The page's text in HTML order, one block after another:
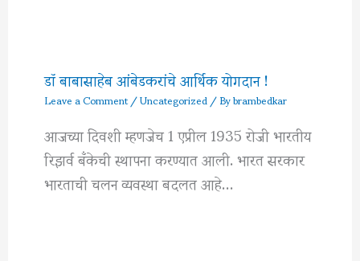
डॉ बाबासाहेब आंबेडकरांचे आर्थिक योगदान !
Leave a Comment/Uncategorized/ Bybrambedkar
आजच्या दिवशी म्हणजेच 1 एप्रील 1935 रोजी भारतीय
रिझर्व बँकेची स्थापना करण्यात आली. भारत सरकार
भारताची चलन व्यवस्था बदलत आहे…